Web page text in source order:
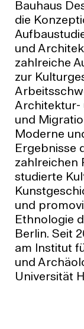
Bauhaus
die
und
zahlreiche
zur
Architektur-
und
Moderne
Ergebnisse
zahlreichen
studierte
und
Ethnologie
Berlin. Seit
am Institut
und
Universität